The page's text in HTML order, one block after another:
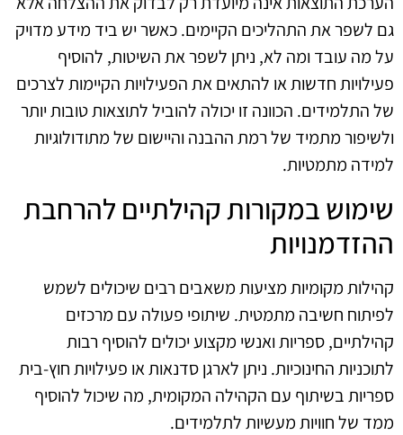
גם לשפר את התהליכים הקיימים. כאשר יש ביד מידע מדויק
על מה עובד ומה לא, ניתן לשפר את השיטות, להוסיף
פעילויות חדשות או להתאים את הפעילויות הקיימות לצרכים
של התלמידים. הכוונה זו יכולה להוביל לתוצאות טובות יותר
ולשיפור מתמיד של רמת ההבנה והיישום של מתודולוגיות
למידה מתמטיות.
שימוש במקורות קהילתיים להרחבת
ההזדמנויות
קהילות מקומיות מציעות משאבים רבים שיכולים לשמש
לפיתוח חשיבה מתמטית. שיתופי פעולה עם מרכזים
קהילתיים, ספריות ואנשי מקצוע יכולים להוסיף רבות
לתוכניות החינוכיות. ניתן לארגן סדנאות או פעילויות חוץ-בית
ספריות בשיתוף עם הקהילה המקומית, מה שיכול להוסיף
ממד של חוויות מעשיות לתלמידים.